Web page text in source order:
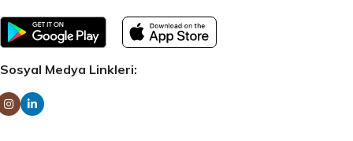
Sosyal Medya Linkleri: